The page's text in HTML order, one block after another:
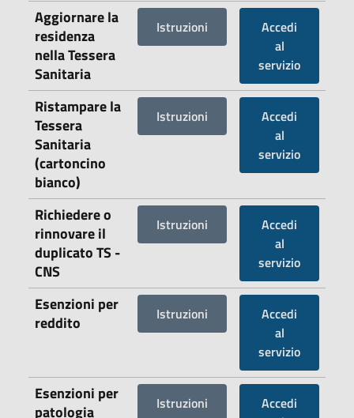
Aggiornare la
residenza
nella Tessera
Sanitaria
Istruzioni
Accedi
al
servizio
Ristampare la
Tessera
Sanitaria
(cartoncino
bianco)
Istruzioni
Accedi
al
servizio
Richiedere o
rinnovare il
duplicato TS -
CNS
Istruzioni
Accedi
al
servizio
Esenzioni per
reddito
Istruzioni
Accedi
al
servizio
Esenzioni per
patologia
Istruzioni
Accedi